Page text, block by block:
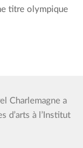
titre olympique
Charlemagne a
d’arts à l’Institut